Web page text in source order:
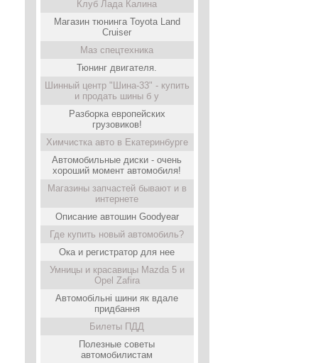
Клуб Лада Калина
Магазин тюнинга Toyota Land
Cruiser
Маз спецтехника
Тюнинг двигателя.
Шинный центр "Шина-33" - купить
и продать шины б у
Разборка европейских
грузовиков!
Химчистка авто в Екатеринбурге
Автомобильные диски - очень
хороший момент автомобиля!
Магазины запчастей бывают и в
интернете
Описание автошин Goodyear
Где купить новый автомобиль?
Ока и регистратор для нее
Умницы и красавицы Mazda 5 и
Opel Zafira
Автомобільні шини як вдале
придбання
Билеты ПДД
Полезные советы
автомобилистам